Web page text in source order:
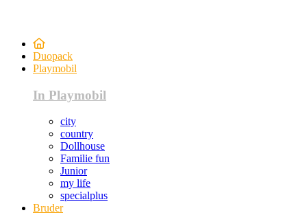
Duopack
Playmobil
In Playmobil
city
country
Dollhouse
Familie fun
Junior
my life
specialplus
Bruder